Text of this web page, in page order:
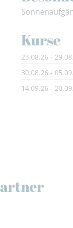
Kurse
23.08.26 -
30.08.26 -
14.09.26 -